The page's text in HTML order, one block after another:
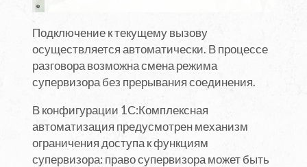
Подключение к текущему вызову
осуществляется автоматически. В процессе
разговора возможна смена режима
супервизора без прерывания соединения.
В конфигурации 1С:Комплексная
автоматизация предусмотрен механизм
ограничения доступа к функциям
супервизора: право супервизора может быть